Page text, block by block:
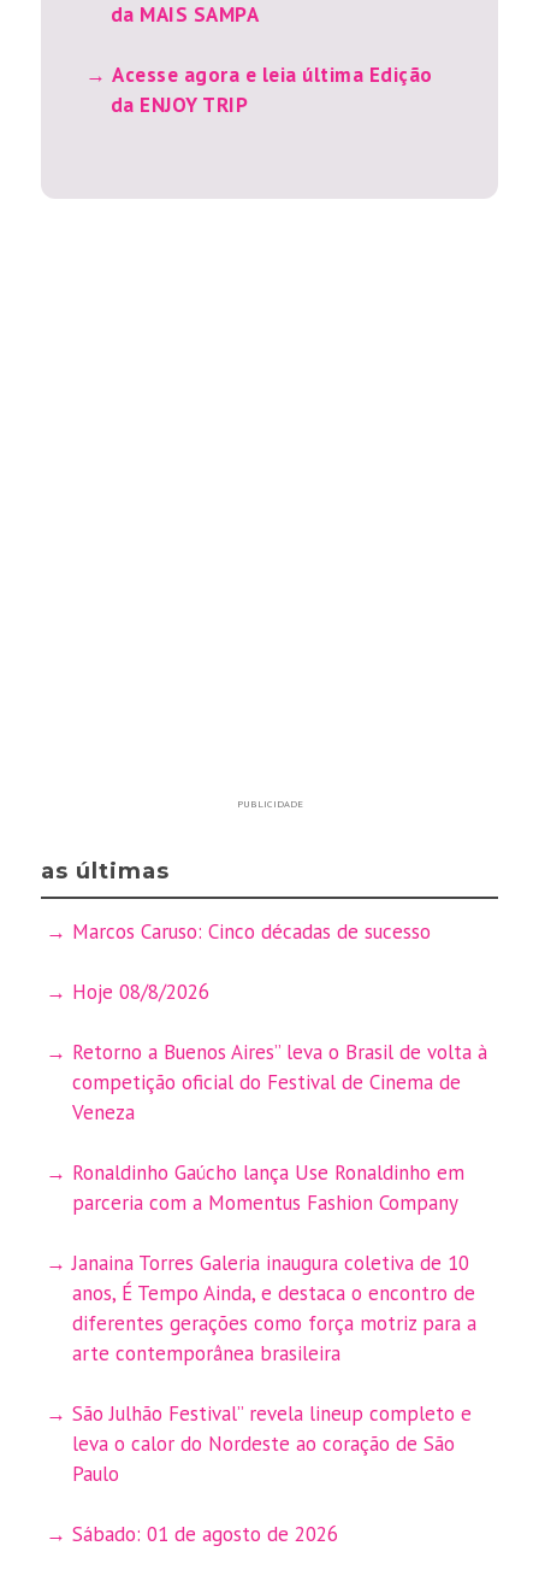
da MAIS SAMPA
Acesse agora e leia última Edição
da ENJOY TRIP
PUBLICIDADE
as últimas
Marcos Caruso: Cinco décadas de sucesso
Hoje 08/8/2026
Retorno a Buenos Aires” leva o Brasil de volta à
competição oficial do Festival de Cinema de
Veneza
Ronaldinho Gaúcho lança Use Ronaldinho em
parceria com a Momentus Fashion Company
Janaina Torres Galeria inaugura coletiva de 10
anos, É Tempo Ainda, e destaca o encontro de
diferentes gerações como força motriz para a
arte contemporânea brasileira
São Julhão Festival” revela lineup completo e
leva o calor do Nordeste ao coração de São
Paulo
Sábado: 01 de agosto de 2026